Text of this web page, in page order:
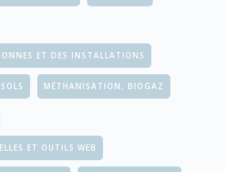
ET DES INSTALLATIONS
MÉTHANISATION, BIOGAZ
ET OUTILS WEB